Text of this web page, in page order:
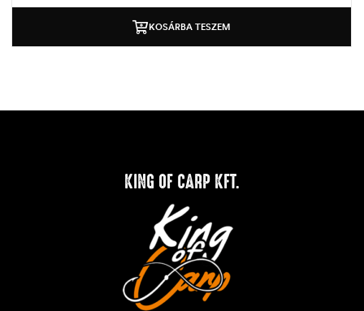
KOSÁRBA TESZEM
KING OF CARP KFT.